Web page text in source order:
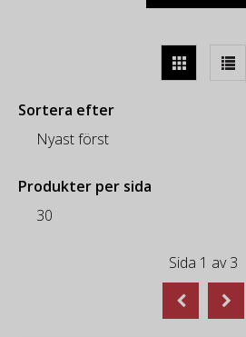
världens mest uppskattade
kraftfullaste rödviner -
Syrahdruvan och har pepprig
Condrieuviner görs på den
Dessa viner är spännande att
I södra delen av Rhône är
dramatiskt och klimatet
Medelhavet. En mångfald
Sortera efter
Produkter per sida
Sida 1 av3